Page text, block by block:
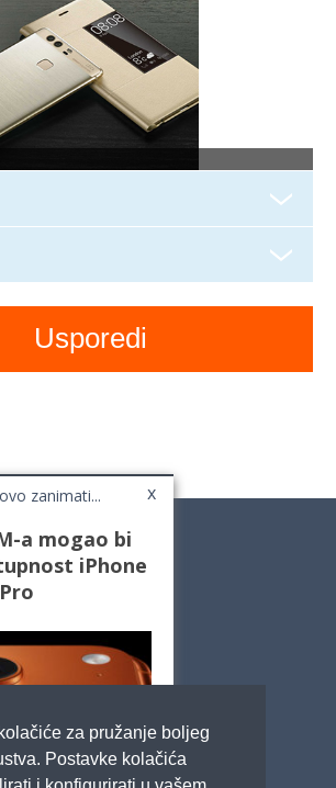
za pružanje boljeg
Postavke kolačića
zanimati... x
a mogao bi
iPhone